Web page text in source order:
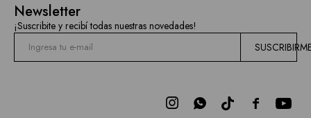
Newsletter
¡Suscribite y recibí todas nuestras novedades!

 